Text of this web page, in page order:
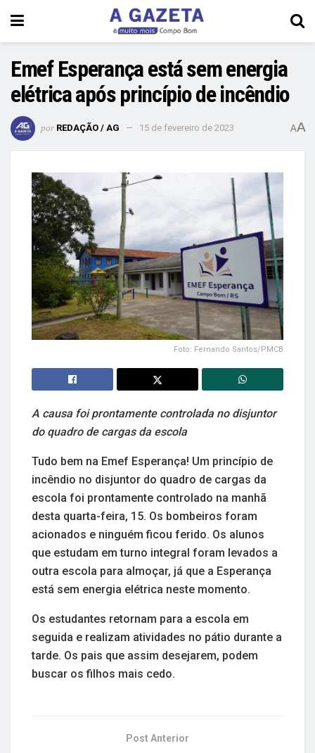
Emef Esperança está sem energia
elétrica após princípio de incêndio
por REDAÇÃO / AG 15 de fevereiro de 2023 AA
Foto: Fernando Santos/PMCB
A causa foi prontamente controlada no disjuntor
do quadro de cargas da escola
Tudo bem na Emef Esperança! Um princípio de
incêndio no disjuntor do quadro de cargas da
escola foi prontamente controlado na manhã
desta quarta-feira, 15. Os bombeiros foram
acionados e ninguém ficou ferido. Os alunos
que estudam em turno integral foram levados a
outra escola para almoçar, já que a Esperança
está sem energia elétrica neste momento.
Os estudantes retornam para a escola em
seguida e realizam atividades no pátio durante a
tarde. Os pais que assim desejarem, podem
buscar os filhos mais cedo.
Post Anterior